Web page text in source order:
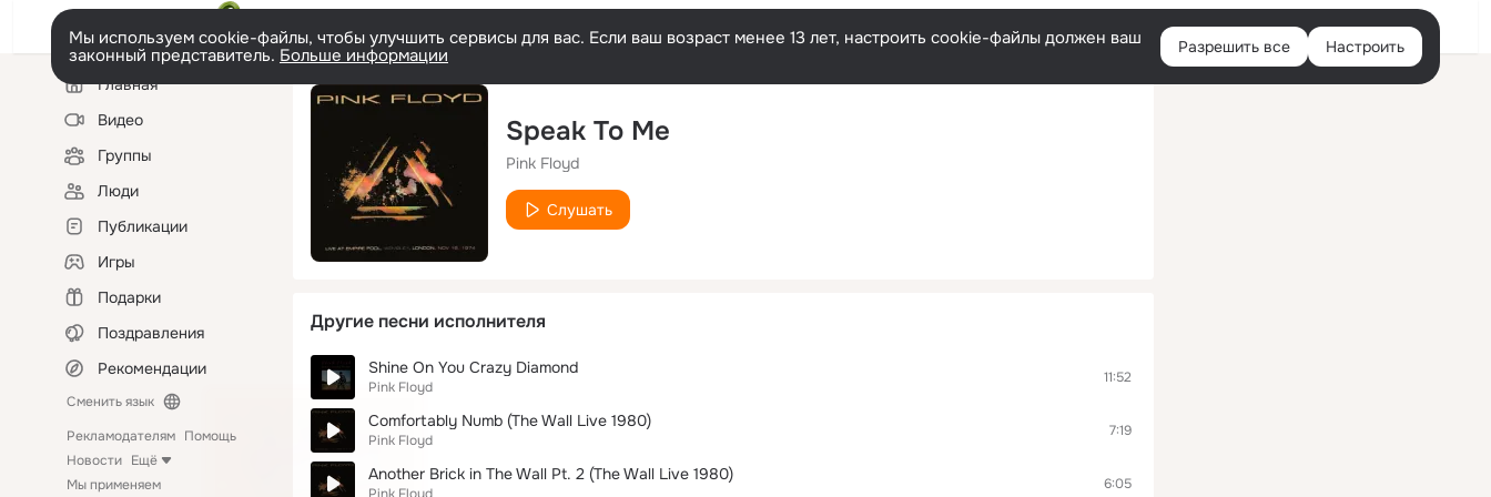
Войти
Мы используем cookie-файлы, чтобы улучшить сервисы для вас. Если ваш возраст менее 13 лет, настроить cookie-файлы должен ваш
законный представитель. Больше информации Разрешить все Настроить
Левая
колонкаГлавная
Видео
Группы
Люди
Публикации
Игры
Подарки
Поздравления
Рекомендации
Сменить язык
Рекламодателям Помощь
Новости Ещё
Мы применяем
Speak To Me
Pink Floyd
Слушать
Другие песни исполнителя
Shine On You Crazy Diamond
Pink Floyd
11:52
Comfortably Numb (The Wall Live 1980)
Pink Floyd
7:19
Another Brick in The Wall Pt. 2 (The Wall Live 1980) 6:05